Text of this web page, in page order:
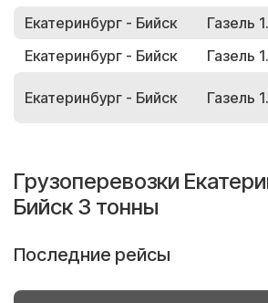
Екатеринбург - Бийск
Газель
Екатеринбург - Бийск
Газель
Екатеринбург - Бийск Газель
Грузоперевозки
Бийск 3 тонны
Последние рейсы